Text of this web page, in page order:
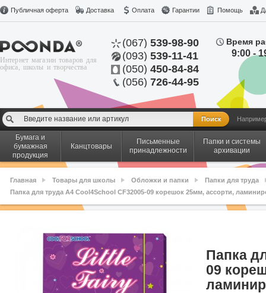
Публичная оферта Доставка Оплата Гарантии Помощь
Интернет магазин товаров для
офиса, школы и творчества
(067) 539-98-90
(093) 539-11-41
(050) 450-84-84
(056) 726-44-95
Время
9:00 -
Бумага и
бумажная
продукция
Канцтовары
Письменные
принадлежности
Папки и системы
архивации
Главная Товары для школы Обложки и папки
Папки для труда
Папка для труда A4 Cool4School CF32005-09 корешок 25мм, ассорти,
Папка
09